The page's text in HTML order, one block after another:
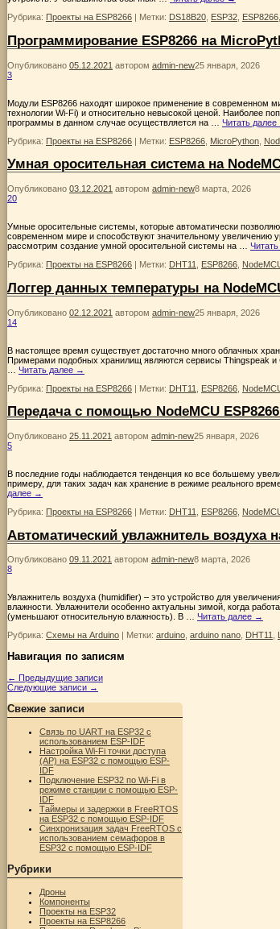
Рубрика: Проекты на ESP8266 Метки: DS18B20, ESP32, ESP8266,
Программирование ESP8266 на
Опубликовано 05.12.2021 автором admin-new25 января, 2026
3
Модули ESP8266 находят широкое применение в современном
технологии Wi-Fi) и относительно невысокой ценой. Наиболее
программы в данном случае осуществляется на … Читать далее
Рубрика: Проекты на ESP8266 | Метки: ESP8266 MicroPython
Умная оросительная система на
Опубликовано 03.12.2021 автором admin-new8 марта, 2026
20
Умные оросительные системы, которые автоматически
современном мире и способствуют значительному увеличению
рассмотрим создание умной оросительной системы на …
Рубрика: Проекты на ESP8266 | Метки: DHT11 ESP8266
Логгер данных температуры на
Опубликовано 02.12.2021 автором admin-new25 января, 2026
14
В настоящее время существует достаточно много облачных
Примерами подобных хранилищ являются сервисы Thingspeak и
Читать далее →
Рубрика: Проекты на ESP8266 | Метки: DHT11 ESP8266
Передача с помощью NodeMCU
Опубликовано 25.11.2021 автором admin-new25 января, 2026
5
В последние годы наблюдается тенденция ко все большему
примеру, для таких задач как хранение в режиме реального
далее →
Рубрика: Проекты на ESP8266 | Метки: DHT11 ESP8266
Автоматический увлажнитель воздуха
Опубликовано 09.11.2021 автором admin-new8 марта, 2026
8
Увлажнитель воздуха (humidifier) – это устройство для
влажности. Увлажнители особенно актуальны зимой, когда
(уменьшают относительную влажность). В … Читать далее →
Рубрика: Схемы на Arduino Метки: arduino arduino nano DHT11
Навигация по записям
← Предыдущие записи
Следующие записи →
Свежие записи
Связь по UART на ESP32 с
использованием ESP-IDF
Настройка Wi-Fi точки доступа
(AP) на ESP32 с помощью ESP-
IDF
Подключение ESP32 по Wi-Fi в
режиме станции с помощью ESP-
IDF
Таймеры и задержки в FreeRTOS
на ESP32 с помощью ESP-IDF
Синхронизация задач FreeRTOS с
использованием семафоров в
ESP32 с помощью ESP-IDF
Рубрики
Дроны
Компоненты
Проекты на ESP32
Проекты на ESP8266